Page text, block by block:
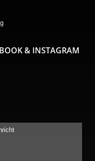
& INSTAGRAM